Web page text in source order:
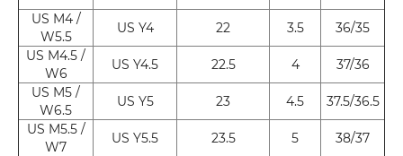
US M4 /
W5.5
US Y4 22 3.5
36/35
US M4.5 /
W6
US Y4.5 22.5 4
37/36
US M5 /
W6.5
US Y5 23 4.5
37.5/36.5
US M5.5 /
W7
US Y5.5 23.5 5
38/37